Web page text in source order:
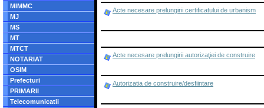
MIMMC
MJ
MS
MT
MTCT
NOTARIAT
OSIM
Prefecturi
PRIMARII
Telecomunicatii
Acte necesare prelungirii certificatului de urbanism
Acte necesare prelungirii autorizaţiei de construire
Autorizatia de construire/desfiintare